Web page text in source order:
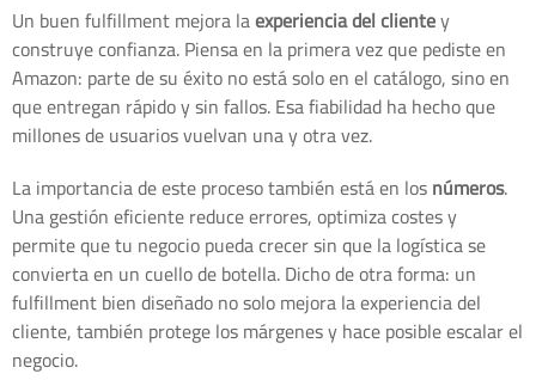
Un buen fulfillment mejora laexperiencia del clientey
construye confianza. Piensa en la primera vez que pediste en
Amazon: parte de su éxito no está solo en el catálogo, sino en
que entregan rápido y sin fallos. Esa fiabilidad ha hecho que
millones de usuarios vuelvan una y otra vez.
La importancia de este proceso también está en losnúmeros.
Una gestión eficiente reduce errores, optimiza costes y
permite que tu negocio pueda crecer sin que la logística se
convierta en un cuello de botella. Dicho de otra forma: un
fulfillment bien diseñado no solo mejora la experiencia del
cliente, también protege los márgenes y hace posible escalar el
negocio.